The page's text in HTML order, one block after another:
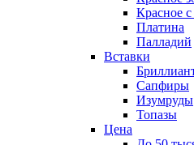
Красное
Платина
Палладий
Вставки
Сапфиры
Изумруды
Топазы
Цена